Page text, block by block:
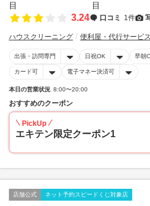
3.24 口コミ 1件
ハウスクリーニング 便利屋・代行サービス
出張・訪問専門 日祝OK 早朝
カード可 電子マネー決済可
本日の営業状況 8:00〜20:00
おすすめのクーポン
PickUp
エキテン限定クーポン1
店舗公式 ネット予約スピードくじ対象店